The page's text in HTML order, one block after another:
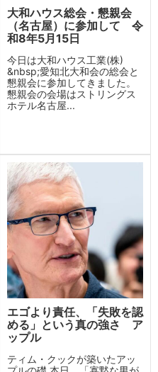
大和ハウス総会・懇親会
（名古屋）に参加して 令
和8年5月15日
今日は大和ハウス工業(株)
&nbsp;愛知北大和会の総会と
懇親会に参加してきました。
懇親会の会場はストリングス
ホテル名古屋...
エゴより責任、「失敗を認
める」という真の強さ ア
ップル
ティム・クックが築いたアッ